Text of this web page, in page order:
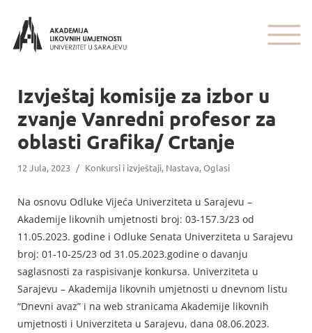
Izvještaj komisije za izbor u
zvanje Vanredni profesor za
oblasti Grafika/ Crtanje
12 Jula, 2023 / Konkursi i izvještaji, Nastava,Oglasi
Na osnovu Odluke Vijeća Univerziteta u Sarajevu –
Akademije likovnih umjetnosti broj: 03-157.3/23 od
11.05.2023. godine i Odluke Senata Univerziteta u Sarajevu
broj: 01-10-25/23 od 31.05.2023.godine o davanju
saglasnosti za raspisivanje konkursa. Univerziteta u
Sarajevu – Akademija likovnih umjetnosti u dnevnom listu
“Dnevni avaz” i na web stranicama Akademije likovnih
umjetnosti i Univerziteta u Sarajevu, dana 08.06.2023.